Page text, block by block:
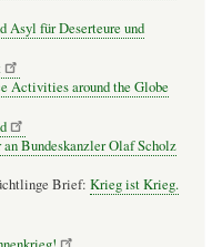
Asyl für Deserteure und
Activities around the Globe
Bundeskanzler Olaf Scholz
Brief: Krieg ist Krieg.